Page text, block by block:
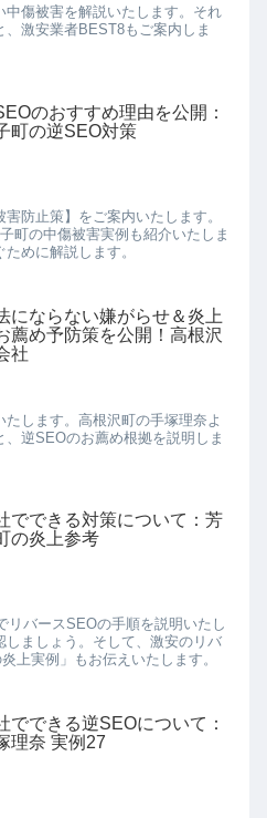
傷被害を解説いたします。それ
激安業者BEST8もご案内しま
のおすすめ理由を公開：
町の逆SEO対策
防止策】をご案内いたします。
町の中傷被害実例も紹介いたしま
めに解説します。
にならない嫌がらせ＆炎上
薦め予防策を公開！高根沢
社
します。高根沢町の手塚理奈よ
逆SEOのお薦め根拠を説明しま
でできる対策について：芳
の炎上参考
リバースSEOの手順を説明いたし
しましょう。そして、激安のリバ
上実例」もお伝えいたします。
でできる逆SEOについて：
理奈 実例27